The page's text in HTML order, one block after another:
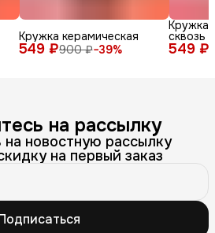
549 ₽900 ₽−39%
Кружка керамическая
549 ₽
Кружка
сквозь
на рассылку
новостную рассылку
на первый заказ